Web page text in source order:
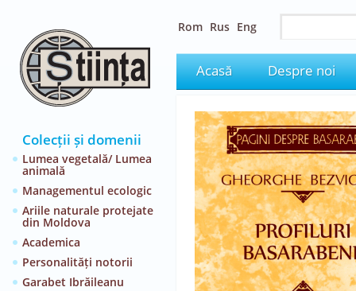
Colecții și domenii
Lumea vegetală/ Lumea
animală
Managementul ecologic
Ariile naturale protejate
din Moldova
Academica
Personalități notorii
Garabet Ibrăileanu
Rom Rus Eng
Acasă Despre noi